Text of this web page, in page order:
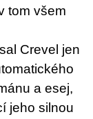
tom všem
Crevel jen
a esej,
jeho silnou